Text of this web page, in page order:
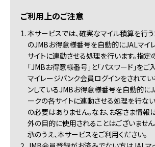
ご利用上のご注意
1. 本サービスでは、確実なマイル積算を行う
のJMBお得意様番号を自動的にJALマイ
サイトに連動させる処理を行います。指定
「JMBお得意様番号」と「パスワード」をご
マイレージバンク会員ログインをされてい
ンしているJMBお得意様番号を自動的に
ークの各サイトに連動させる処理を行な
の必要はありません。なお、お客さま情報
外の目的に使用されることはございませ
承のうえ、本サービスをご利用ください。